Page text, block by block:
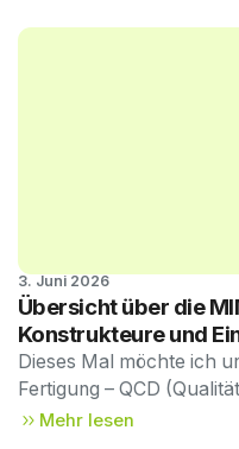
Technischer
Ausgabe
3. Juni 2026
Übersicht über die
Konstrukteure und
Dieses Mal möchte ich
Fertigung – QCD
näher auf den Aspekt
Mehr lesen